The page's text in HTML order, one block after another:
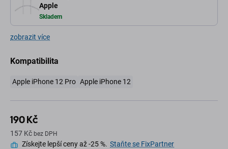
Apple
Skladem
zobrazit více
Kompatibilita
Apple iPhone 12 Pro Apple iPhone 12
190 Kč
157 Kč bez DPH
Získejte lepší ceny až -25 %. Staňte se FixPartner